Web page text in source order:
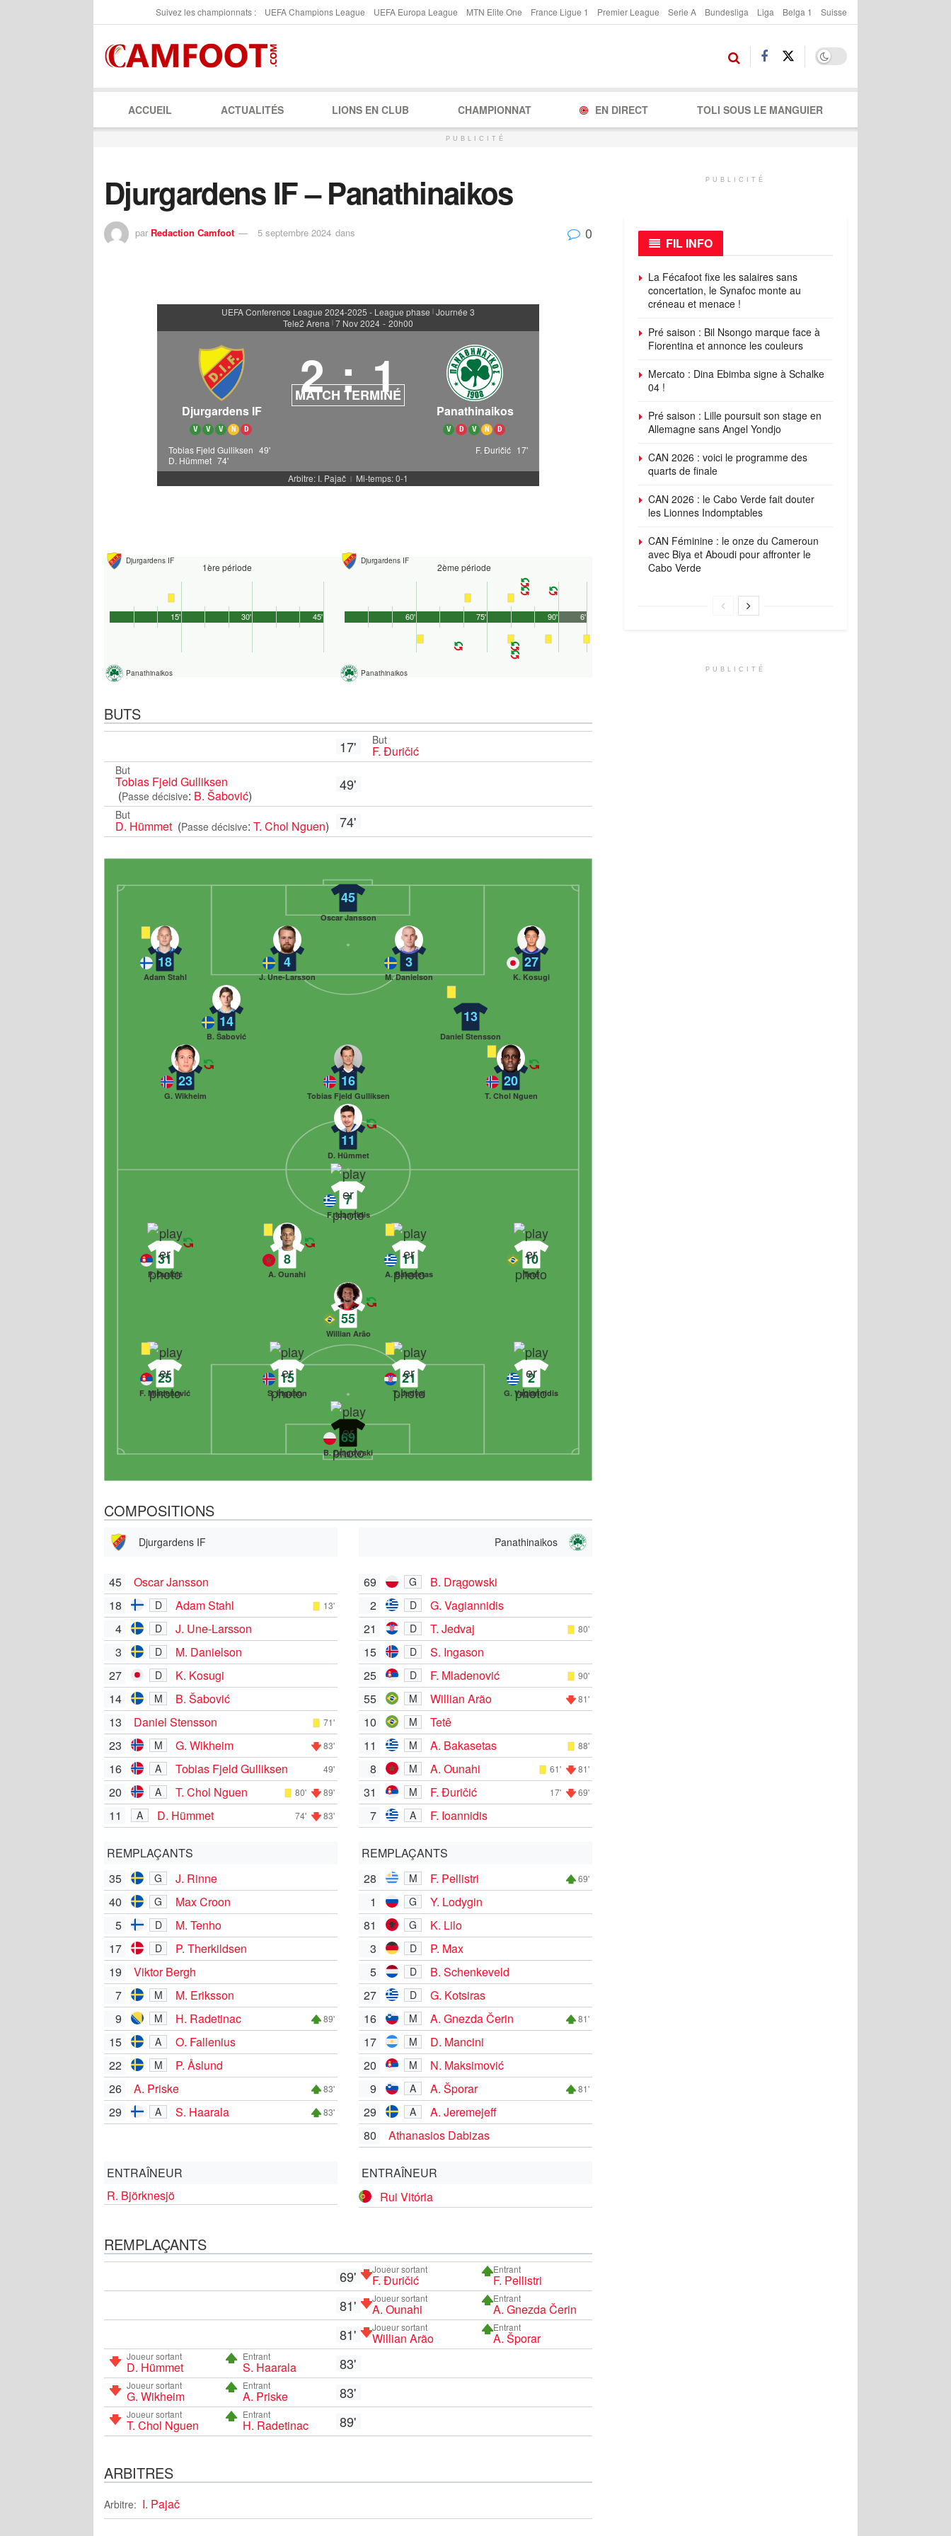
Suivez les championnats : UEFA Champions League UEFA Europa League MTN Elite One France Ligue 1 Premier League Serie A Bundesliga Liga Belga 1 Suisse
ACCUEIL ACTUALITÉS LIONS EN CLUB CHAMPIONNAT EN DIRECT TOLI SOUS LE MANGUIER
PUBLICITÉ
Djurgardens IF – Panathinaikos
par Redaction Camfoot 5 septembre 2024 dans 0
UEFA Conference League 2024-2025 - League phase | Journée 3
Tele2 Arena | 7 Nov 2024 - 20h00
Djurgardens IF
V V V N D
2 : 1
MATCH TERMINÉ
Panathinaikos
V D V N D
Tobias Fjeld Gulliksen 49'
D. Hümmet 74'
F. Đuričić 17'
Arbitre: I. Pajač | Mi-temps: 0-1
Djurgardens IF
1ère période
Panathinaikos
45'
15' 30'
Djurgardens IF
2ème période
Panathinaikos
90'
60' 75' 6'
BUTS
17' But
F. Đuričić
But
Tobias Fjeld Gulliksen
(Passe décisive: B. Šabović)
49'
But
D. Hümmet (Passe décisive: T. Chol Nguen) 74'
45
Oscar Jansson
27
K. Kosugi
3
M. Danielson
4
J. Une-Larsson
18
Adam Stahl
13
Daniel Stensson
14
B. Šabović
20
T. Chol Nguen
16
Tobias Fjeld Gulliksen
23
G. Wikheim
11
D. Hümmet
69
B. Drągowski
25
F. Mladenović
15
S. Ingason
21
T. Jedvaj
2
G. Vagiannidis
55
Willian Arão
31
F. Đuričić
8
A. Ounahi
11
A. Bakasetas
10
Tetê
7
F. Ioannidis
COMPOSITIONS
Djurgardens IF
45
Oscar Jansson
18
D Adam Stahl 13'
4 D
J. Une-Larsson
3
D
M. Danielson
27
D
K. Kosugi
14
M
B. Šabović
13
Daniel Stensson 71'
23 M G. Wikheim 83'
16 A Tobias Fjeld Gulliksen 49'
20 A T. Chol Nguen 80' 89'
11 A D. Hümmet 74' 83'
REMPLAÇANTS
35
G
J. Rinne
40
G
Max Croon
5
D
M. Tenho
17
D
P. Therkildsen
19
Viktor Bergh
7
M
M. Eriksson
9
M H. Radetinac 89'
15 A
O. Fallenius
22
M
P. Åslund
26
A. Priske 83'
29 A S. Haarala 83'
ENTRAÎNEUR
R. Björknesjö
Panathinaikos
69 G
B. Drągowski
2
D
G. Vagiannidis
21
D T. Jedvaj 80'
15 D
S. Ingason
25
D F. Mladenović 90'
55 M Willian Arão 81'
10 M
Tetê
11
M A. Bakasetas 88'
8 M A. Ounahi 61' 81'
31 M F. Đuričić 17' 69'
7 A F. Ioannidis
REMPLAÇANTS
28
M F. Pellistri 69'
1 G
Y. Lodygin
81
G
K. Lilo
3
D
P. Max
5
D
B. Schenkeveld
27
D
G. Kotsiras
16
M A. Gnezda Čerin 81'
17 M
D. Mancini
20
M
N. Maksimović
9
A A. Šporar 81'
29 A
A. Jeremejeff
80
Athanasios Dabizas
ENTRAÎNEUR
Rui Vitória
REMPLAÇANTS
69' Joueur sortant
F. Đuričić
Entrant
F. Pellistri
81' Joueur sortant
A. Ounahi
Entrant
A. Gnezda Čerin
81' Joueur sortant
Willian Arão
Entrant
A. Šporar
Joueur sortant
D. Hümmet
Entrant
S. Haarala 83'
Joueur sortant
G. Wikheim
Entrant
A. Priske 83'
Joueur sortant
T. Chol Nguen
Entrant
H. Radetinac 89'
ARBITRES
Arbitre: I. Pajač
PUBLICITÉ
FIL INFO
La Fécafoot fixe les salaires sans
concertation, le Synafoc monte au
créneau et menace !
Pré saison : Bil Nsongo marque face à
Fiorentina et annonce les couleurs
Mercato : Dina Ebimba signe à Schalke
04 !
Pré saison : Lille poursuit son stage en
Allemagne sans Angel Yondjo
CAN 2026 : voici le programme des
quarts de finale
CAN 2026 : le Cabo Verde fait douter
les Lionnes Indomptables
CAN Féminine : le onze du Cameroun
avec Biya et Aboudi pour affronter le
Cabo Verde
PUBLICITÉ